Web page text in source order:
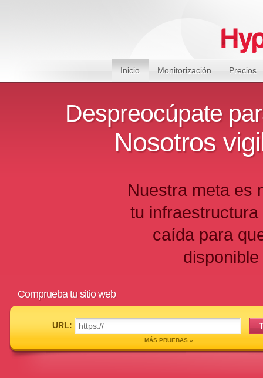
Inicio Monitorización Precios
Despreocúpate
Nosotros
Nuestra meta es
tu
caída para
Comprueba tu sitio web
URL:
MÁS PRUEBAS »